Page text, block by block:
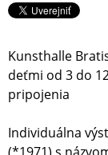
Kunsthalle
deťmi od 3 do
pripojenia
Individuálna